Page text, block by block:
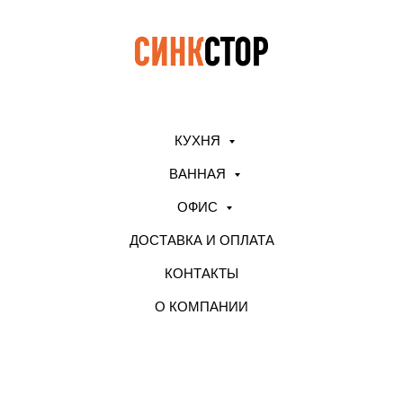
КУХНЯ
ВАННАЯ
ОФИС
ДОСТАВКА И ОПЛАТА
КОНТАКТЫ
О КОМПАНИИ